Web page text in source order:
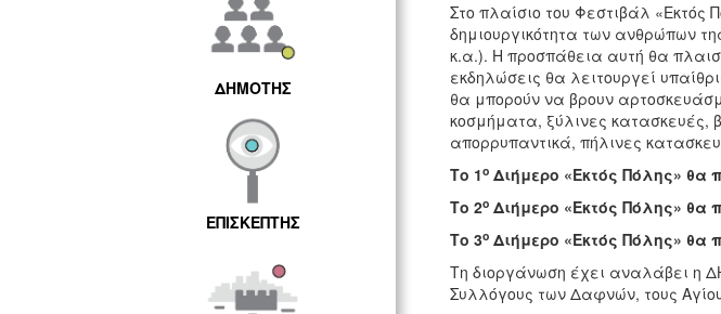
ΔΗΜΟΤΗΣ
ΕΠΙΣΚΕΠΤΗΣ
Στο πλαίσιο του Φεστιβάλ
δημιουργικότητα των ανθρώπων
κ.α.). Η προσπάθεια αυτή θα
εκδηλώσεις θα λειτουργεί
θα μπορούν να βρουν
κοσμήματα, ξύλινες κατασκευές,
απορρυπαντικά, πήλινες
Το 1οΔιήμερο «Εκτός Πόλης» θα
Το 2οΔιήμερο «Εκτός Πόλης» θα
Το 3οΔιήμερο «Εκτός Πόλης» θα
Τη διοργάνωση έχει αναλάβει η
Συλλόγους των Δαφνών, τους